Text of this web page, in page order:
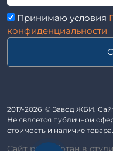
Автопавильоны
Анкера
Балки железобетонные
Блоки железобетонные
Кабины санитарно-
Капители колонн
Козырьки входов для
Принимаю условия
конфиденциальности
2017-2026 © Завод ЖБИ.
Не является публичной
стоимость и наличие товара.
Сайт разработан в